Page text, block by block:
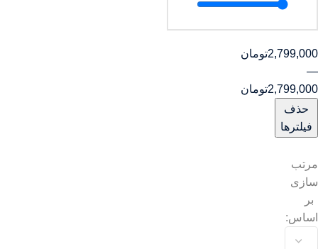
2,799,000تومان
—
2,799,000تومان
حذف
فیلترها
مرتب
سازی
بر
اساس: